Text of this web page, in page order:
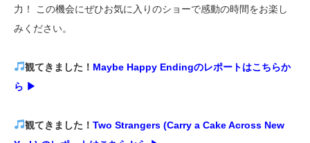
力！ この機会にぜひお気に入りのショーで感動の時間をお楽し
みください。
観てきました！ Maybe Happy Endingのレポートはこちらか
ら ▶︎
観てきました！ Two Strangers (Carry a Cake Across New